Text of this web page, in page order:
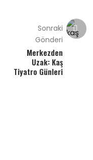
Sonraki
Gönderi
Merkezden
Uzak: Kaş
Tiyatro Günleri